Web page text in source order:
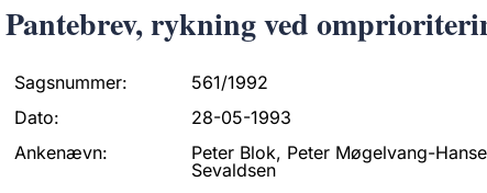
Pantebrev, rykning ved
Sagsnummer:
561/1992
Dato:
28-05-1993
Ankenævn:
Peter Blok, Peter Møgelvang-
Sevaldsen